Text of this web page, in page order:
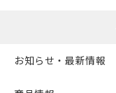
お知らせ・最新情報